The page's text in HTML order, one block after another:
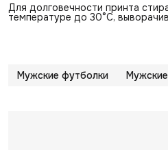
Для долговечности принта
температуре до 30°C,
Мужские футболки